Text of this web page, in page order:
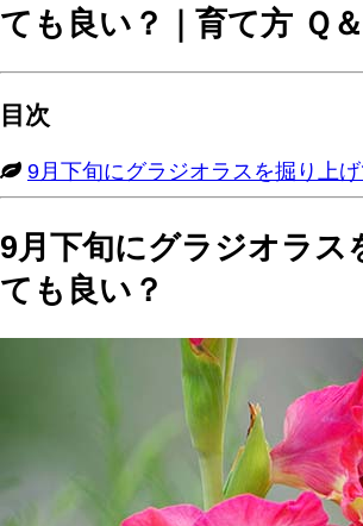
ても良い？｜育て方 Ｑ
目次
9月下旬にグラジオラスを掘り上げ
9月下旬にグラジオラス
ても良い？